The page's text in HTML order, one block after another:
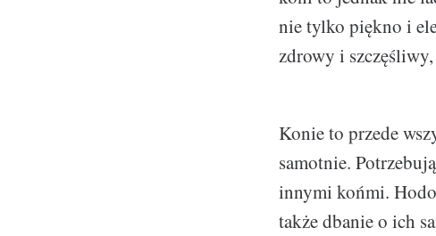
nie tylko piękno i
zdrowy i
Konie to przede
samotnie.
innymi końmi.
także dbanie o ich